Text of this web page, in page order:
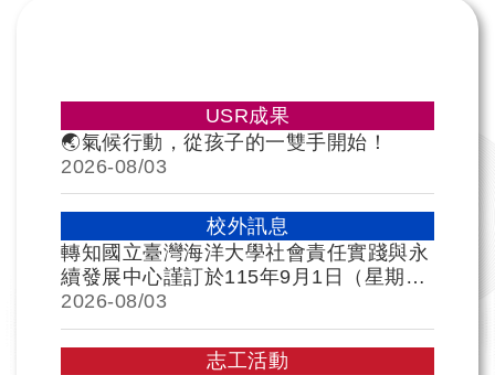
USR成果
🌏氣候行動，從孩子的一雙手開始！
2026-08/03
校外訊息
轉知國立臺灣海洋大學社會責任實踐與永
續發展中心謹訂於115年9月1日（星期
二）舉辦115年教育部大學社會責任「跨
海共學：臺日地方創生SIG跨校國際論
壇」
2026-08/03
志工活動